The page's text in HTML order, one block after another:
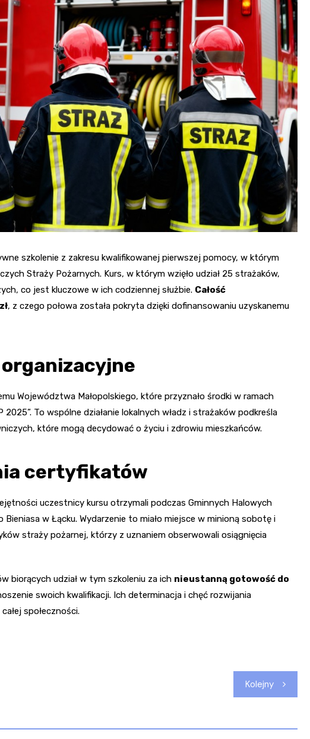
Kamienicą
Park Strzelecki
Enklawa przyrodnicza
„Bobrowisko”
Kościół św. Kazimierza
Synagoga i cmentarz
żydowski
Dworzec kolejowy
Kościół pw. Matki Bożej
Niepokalanej
szkolenie z zakresu kwalifikowanej pierwszej pomocy, w którym
Straży Pożarnych. Kurs, w którym wzięło udział 25 strażaków,
co jest kluczowe w ich codziennej służbie. Całość
, z czego połowa została pokryta dzięki dofinansowaniu uzyskanemu
Województwa Małopolskiego, które przyznało środki w ramach
To wspólne działanie lokalnych władz i strażaków podkreśla
które mogą decydować o życiu i zdrowiu mieszkańców.
certyfikatów
uczestnicy kursu otrzymali podczas Gminnych Halowych
w Łącku. Wydarzenie to miało miejsce w minioną sobotę i
straży pożarnej, którzy z uznaniem obserwowali osiągnięcia
biorących udział w tym szkoleniu za ich nieustanną gotowość do
swoich kwalifikacji. Ich determinacja i chęć rozwijania
społeczności.
Kolejny